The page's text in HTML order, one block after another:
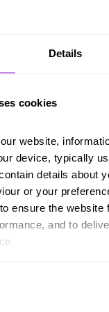
Details
cookies
website,
device, typically
details about
or your
ensure the website
and to
directly, but it can
CYFRANNU